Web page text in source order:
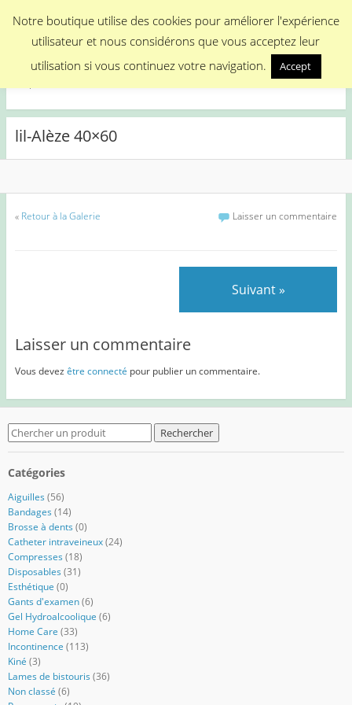
Menu
Medical Promotion
lil-Alèze 40×60
« Retour à la Galerie Laisser un commentaire
Suivant »
Laisser un commentaire
Vous devez être connecté pour publier un commentaire.
Search
for:
Catégories
Aiguilles (56)
Bandages (14)
Brosse à dents (0)
Catheter intraveineux (24)
Compresses (18)
Disposables (31)
Esthétique (0)
Gants d'examen (6)
Gel Hydroalcoolique (6)
Home Care (33)
Incontinence (113)
Kiné (3)
Lames de bistouris (36)
Non classé (6)
Notre boutique utilise des cookies pour améliorer l'expérience
utilisateur et nous considérons que vous acceptez leur
utilisation si vous continuez votre navigation.
Accept